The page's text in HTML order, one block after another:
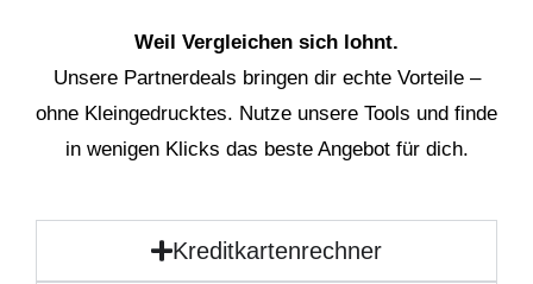
Weil Vergleichen sich lohnt.
Unsere Partnerdeals bringen dir echte Vorteile –
ohne Kleingedrucktes. Nutze unsere Tools und finde
in wenigen Klicks das beste Angebot für dich.
Kreditkartenrechner